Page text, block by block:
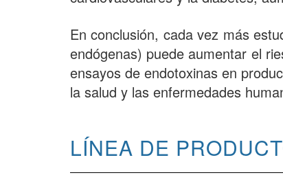
En conclusión, cada vez más
endógenas) puede aumentar el
ensayos de endotoxinas en
la salud y las enfermedades
LÍNEA DE